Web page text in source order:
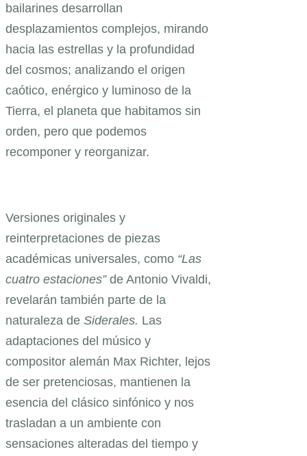
bailarines desarrollan
desplazamientos complejos, mirando
hacia las estrellas y la profundidad
del cosmos; analizando el origen
caótico, enérgico y luminoso de la
Tierra, el planeta que habitamos sin
orden, pero que podemos
recomponer y reorganizar.
Versiones originales y
reinterpretaciones de piezas
académicas universales, como “Las
cuatro estaciones”de Antonio Vivaldi,
revelarán también parte de la
naturaleza de Siderales. Las
adaptaciones del músico y
compositor alemán Max Richter, lejos
de ser pretenciosas, mantienen la
esencia del clásico sinfónico y nos
trasladan a un ambiente con
sensaciones alteradas del tiempo y